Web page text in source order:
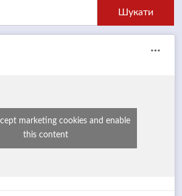
marketing cookies and enable
this content